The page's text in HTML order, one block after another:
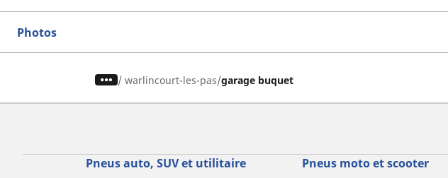
Photos
/ warlincourt-les-pas garage buquet
Pneus auto, SUV et utilitaire Pneus moto et scooter